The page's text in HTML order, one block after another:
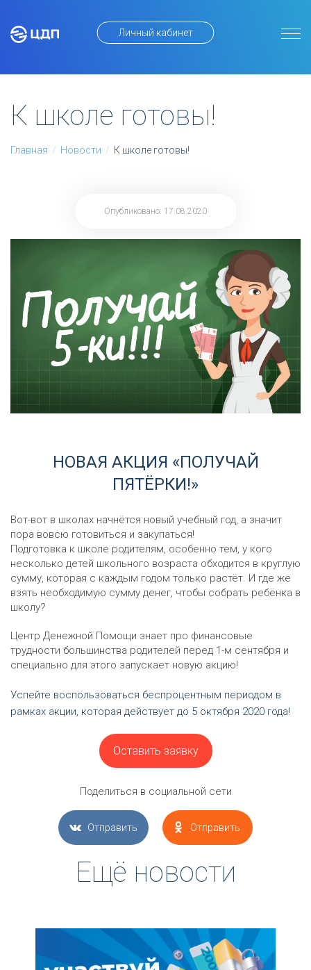
Личный кабинет
К школе готовы!
Главная / Новости / К школе готовы!
Опубликовано: 17.08.2020
НОВАЯ АКЦИЯ «ПОЛУЧАЙ
ПЯТЁРКИ!»
Вот-вот в школах начнётся новый учебный год, а значит
пора вовсю готовиться и закупаться!
Подготовка к школе родителям, особенно тем, у кого
несколько детей школьного возраста обходится в круглую
сумму, которая с каждым годом только растёт. И где же
взять необходимую сумму денег, чтобы собрать ребёнка в
школу?
Центр Денежной Помощи знает про финансовые
трудности большинства родителей перед 1-м сентября и
специально для этого запускает новую акцию!
Успейте воспользоваться беспроцентным периодом в
рамках акции, которая действует до 5 октября 2020 года!
Оставить заявку
Поделиться в социальной сети
Отправить Отправить
Ещё новости